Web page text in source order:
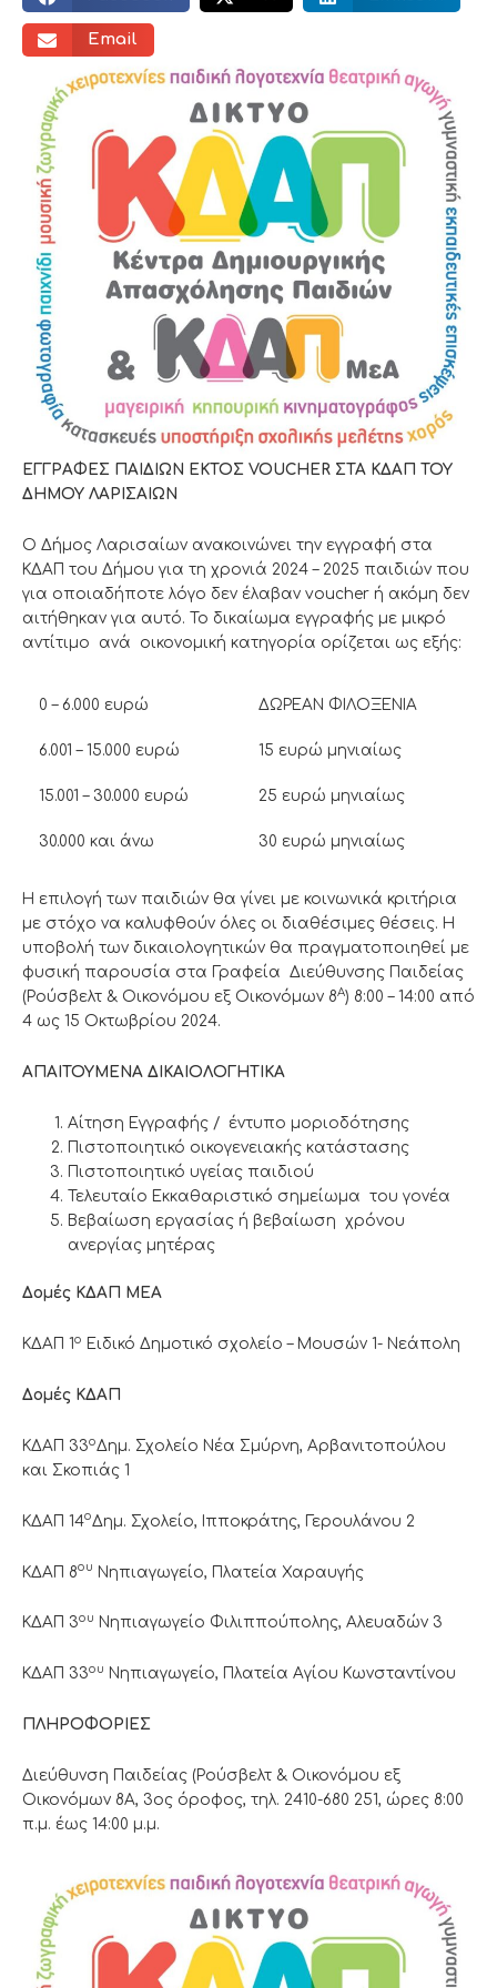
Email
ΕΓΓΡΑΦΕΣ ΠΑΙΔΙΩΝ ΕΚΤΟΣ VOUCHER ΣΤΑ ΚΔΑΠ ΤΟΥ
ΔΗΜΟΥ ΛΑΡΙΣΑΙΩΝ
Ο Δήμος Λαρισαίων ανακοινώνει την εγγραφή στα
ΚΔΑΠ του Δήμου για τη χρονιά 2024 – 2025 παιδιών που
για οποιαδήποτε λόγο δεν έλαβαν voucher ή ακόμη δεν
αιτήθηκαν για αυτό. Το δικαίωμα εγγραφής με μικρό
αντίτιμο ανά οικονομική κατηγορία ορίζεται ως εξής:
0 – 6.000 ευρώ ΔΩΡΕΑΝ ΦΙΛΟΞΕΝΙΑ
6.001 – 15.000 ευρώ 15 ευρώ μηνιαίως
15.001 – 30.000 ευρώ 25 ευρώ μηνιαίως
30.000 και άνω 30 ευρώ μηνιαίως
Η επιλογή των παιδιών θα γίνει με κοινωνικά κριτήρια
με στόχο να καλυφθούν όλες οι διαθέσιμες θέσεις. Η
υποβολή των δικαιολογητικών θα πραγματοποιηθεί με
φυσική παρουσία στα Γραφεία Διεύθυνσης Παιδείας
(Ρούσβελτ & Οικονόμου εξ Οικονόμων 8Α) 8:00 – 14:00 από
4 ως 15 Οκτωβρίου 2024.
ΑΠΑΙΤΟΥΜΕΝΑ ΔΙΚΑΙΟΛΟΓΗΤΙΚΑ
Αίτηση Εγγραφής / έντυπο μοριοδότησης
Πιστοποιητικό οικογενειακής κατάστασης
Πιστοποιητικό υγείας παιδιού
Τελευταίο Εκκαθαριστικό σημείωμα του γονέα
Βεβαίωση εργασίας ή βεβαίωση χρόνου
ανεργίας μητέρας
Δομές ΚΔΑΠ ΜΕΑ
ΚΔΑΠ 1ο Ειδικό Δημοτικό σχολείο – Mουσών 1- Νεάπολη
Δομές ΚΔΑΠ
ΚΔΑΠ 33οΔημ. Σχολείο Νέα Σμύρνη, Αρβανιτοπούλου
και Σκοπιάς 1
ΚΔΑΠ 14οΔημ. Σχολείο, Ιπποκράτης, Γερουλάνου 2
ΚΔΑΠ 8ου Νηπιαγωγείο, Πλατεία Χαραυγής
ΚΔΑΠ 3ου Νηπιαγωγείο Φιλιππούπολης, Αλευαδών 3
ΚΔΑΠ 33ου Νηπιαγωγείο, Πλατεία Αγίου Κωνσταντίνου
ΠΛΗΡΟΦΟΡΙΕΣ
Διεύθυνση Παιδείας (Ρούσβελτ & Οικονόμου εξ
Οικονόμων 8Α, 3ος όροφος, τηλ. 2410-680 251, ώρες 8:00
π.μ. έως 14:00 μ.μ.